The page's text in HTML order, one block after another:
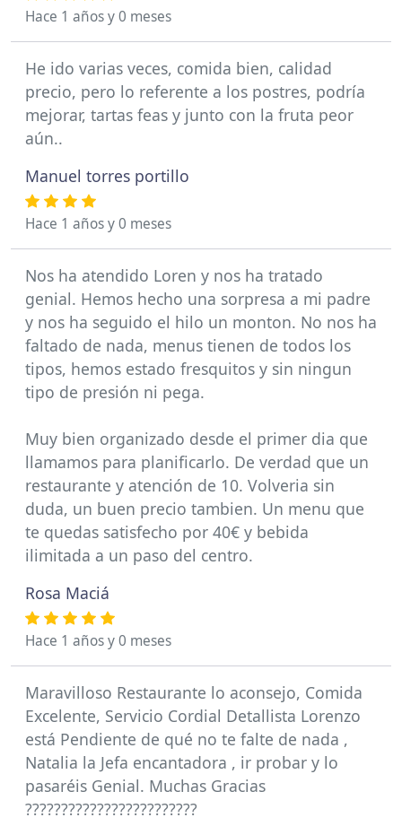
Hace 1 años y 0 meses
He ido varias veces, comida bien, calidad
precio, pero lo referente a los postres, podría
mejorar, tartas feas y junto con la fruta peor
aún..
Manuel torres portillo
Hace 1 años y 0 meses
Nos ha atendido Loren y nos ha tratado
genial. Hemos hecho una sorpresa a mi padre
y nos ha seguido el hilo un monton. No nos ha
faltado de nada, menus tienen de todos los
tipos, hemos estado fresquitos y sin ningun
tipo de presión ni pega.
Muy bien organizado desde el primer dia que
llamamos para planificarlo. De verdad que un
restaurante y atención de 10. Volveria sin
duda, un buen precio tambien. Un menu que
te quedas satisfecho por 40€ y bebida
ilimitada a un paso del centro.
Rosa Maciá
Hace 1 años y 0 meses
Maravilloso Restaurante lo aconsejo, Comida
Excelente, Servicio Cordial Detallista Lorenzo
está Pendiente de qué no te falte de nada ,
Natalia la Jefa encantadora , ir probar y lo
pasaréis Genial. Muchas Gracias
????????????????????????